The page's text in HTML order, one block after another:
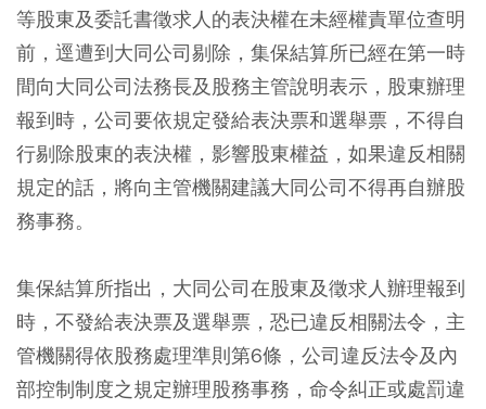
等股東及委託書徵求人的表決權在未經權責單位查明
前，逕遭到大同公司剔除，集保結算所已經在第一時
間向大同公司法務長及股務主管說明表示，股東辦理
報到時，公司要依規定發給表決票和選舉票，不得自
行剔除股東的表決權，影響股東權益，如果違反相關
規定的話，將向主管機關建議大同公司不得再自辦股
務事務。
集保結算所指出，大同公司在股東及徵求人辦理報到
時，不發給表決票及選舉票，恐已違反相關法令，主
管機關得依股務處理準則第6條，公司違反法令及內
部控制制度之規定辦理股務事務，命令糾正或處罰違